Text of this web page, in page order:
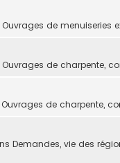
Ouvrages de menuiseries
Ouvrages de charpente,
Ouvrages de charpente,
Demandes, vie des